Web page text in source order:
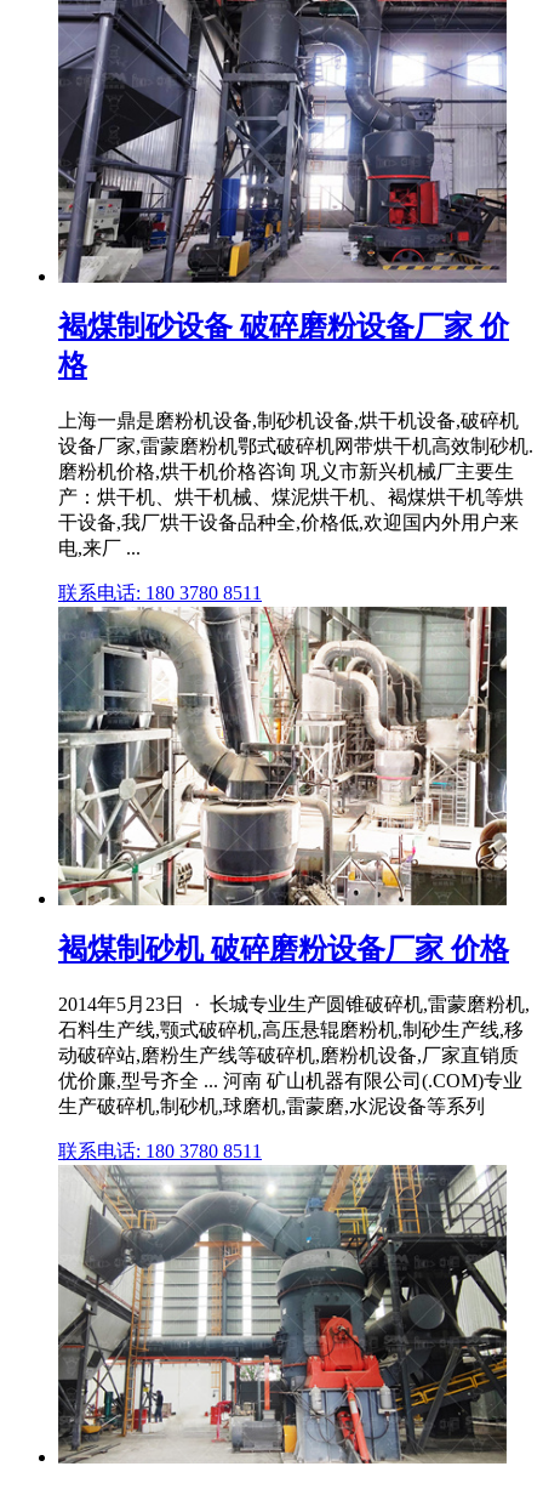
褐煤制砂设备 破碎磨粉设备厂家 价
格
上海一鼎是磨粉机设备,制砂机设备,烘干机设备,破碎机
设备厂家,雷蒙磨粉机鄂式破碎机网带烘干机高效制砂机.
磨粉机价格,烘干机价格咨询 巩义市新兴机械厂主要生
产：烘干机、烘干机械、煤泥烘干机、褐煤烘干机等烘
干设备,我厂烘干设备品种全,价格低,欢迎国内外用户来
电,来厂 ...
联系电话: 180 3780 8511
褐煤制砂机 破碎磨粉设备厂家 价格
2014年5月23日 · 长城专业生产圆锥破碎机,雷蒙磨粉机,
石料生产线,颚式破碎机,高压悬辊磨粉机,制砂生产线,移
动破碎站,磨粉生产线等破碎机,磨粉机设备,厂家直销质
优价廉,型号齐全 ... 河南 矿山机器有限公司(.COM)专业
生产破碎机,制砂机,球磨机,雷蒙磨,水泥设备等系列
联系电话: 180 3780 8511